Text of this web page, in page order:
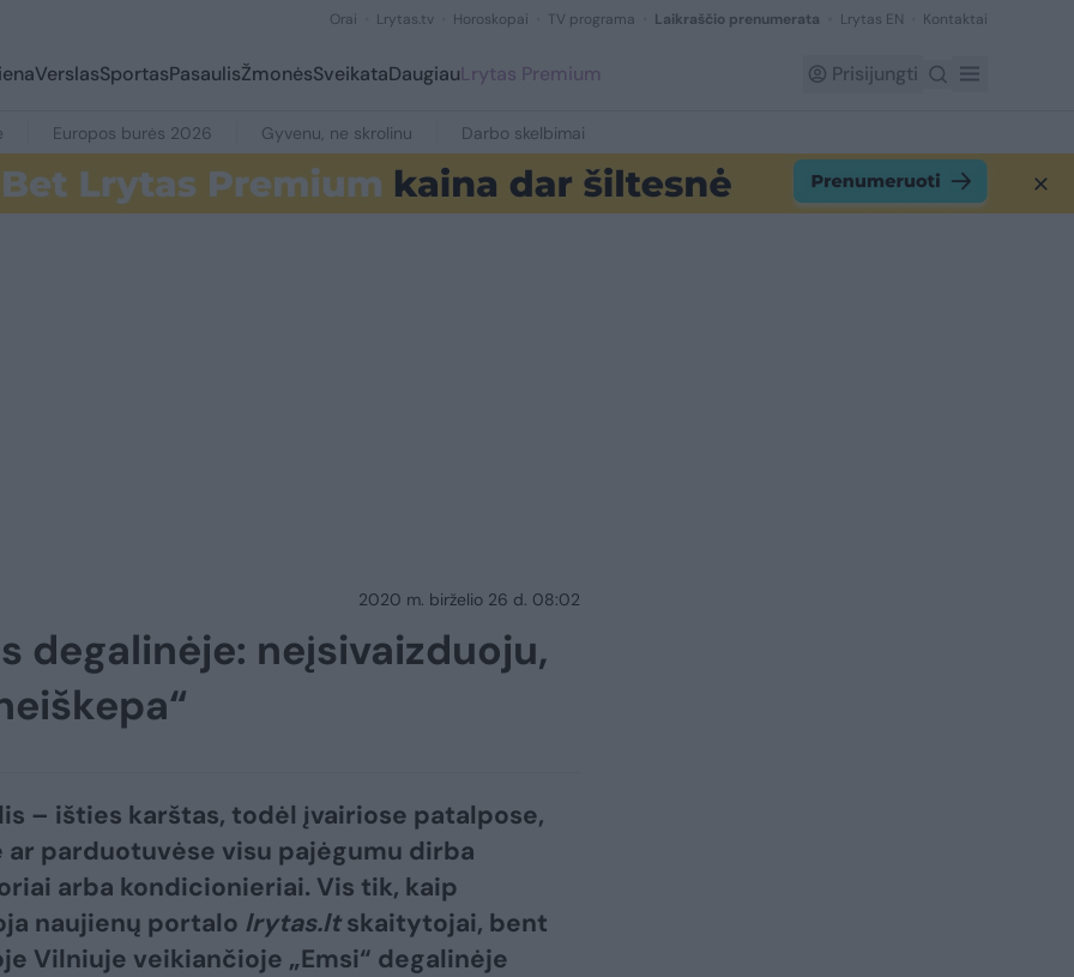
Orai Lrytas.tv Horoskopai TV programa Laikraščio prenumerata Lrytas EN Kontaktai
VerslasSportasPasaulisŽmonėsSveikataDaugiauLrytas Premium Prisijungti
Europos burės 2026 Gyvenu, ne skrolinu Darbo skelbimai
2020 m. birželio 26 d. 08:02
degalinėje: neįsivaizduoju,
– išties karštas, todėl įvairiose patalpose,
ar parduotuvėse visu pajėgumu dirba
arba kondicionieriai. Vis tik, kaip
naujienų portalo lrytas.ltskaitytojai, bent
Vilniuje veikiančioje „Emsi“ degalinėje